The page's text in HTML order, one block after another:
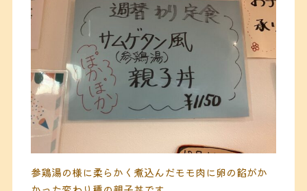
参鶏湯の様に柔らかく煮込んだモモ肉に卵の餡がか